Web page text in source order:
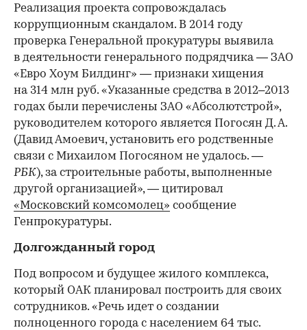
Реализация проекта сопровождалась
коррупционным скандалом. В 2014 году
проверка Генеральной прокуратуры выявила
в деятельности генерального подрядчика — ЗАО
«Евро Хоум Билдинг» — признаки хищения
на 314 млн руб. «Указанные средства в 2012–2013
годах были перечислены ЗАО «Абсолютстрой»,
руководителем которого является Погосян Д. А.
(Давид Амоевич, установить его родственные
связи с Михаилом Погосяном не удалось. —
РБК), за строительные работы, выполненные
другой организацией», — цитировал
«Московский комсомолец» сообщение
Генпрокуратуры.
Долгожданный город
Под вопросом и будущее жилого комплекса,
который ОАК планировал построить для своих
сотрудников. «Речь идет о создании
полноценного города с населением 64 тыс.